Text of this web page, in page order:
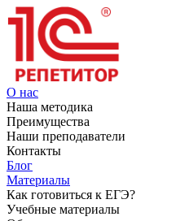
О нас
Наша методика
Преимущества
Наши преподаватели
Контакты
Блог
Материалы
Как готовиться к ЕГЭ?
Учебные материалы